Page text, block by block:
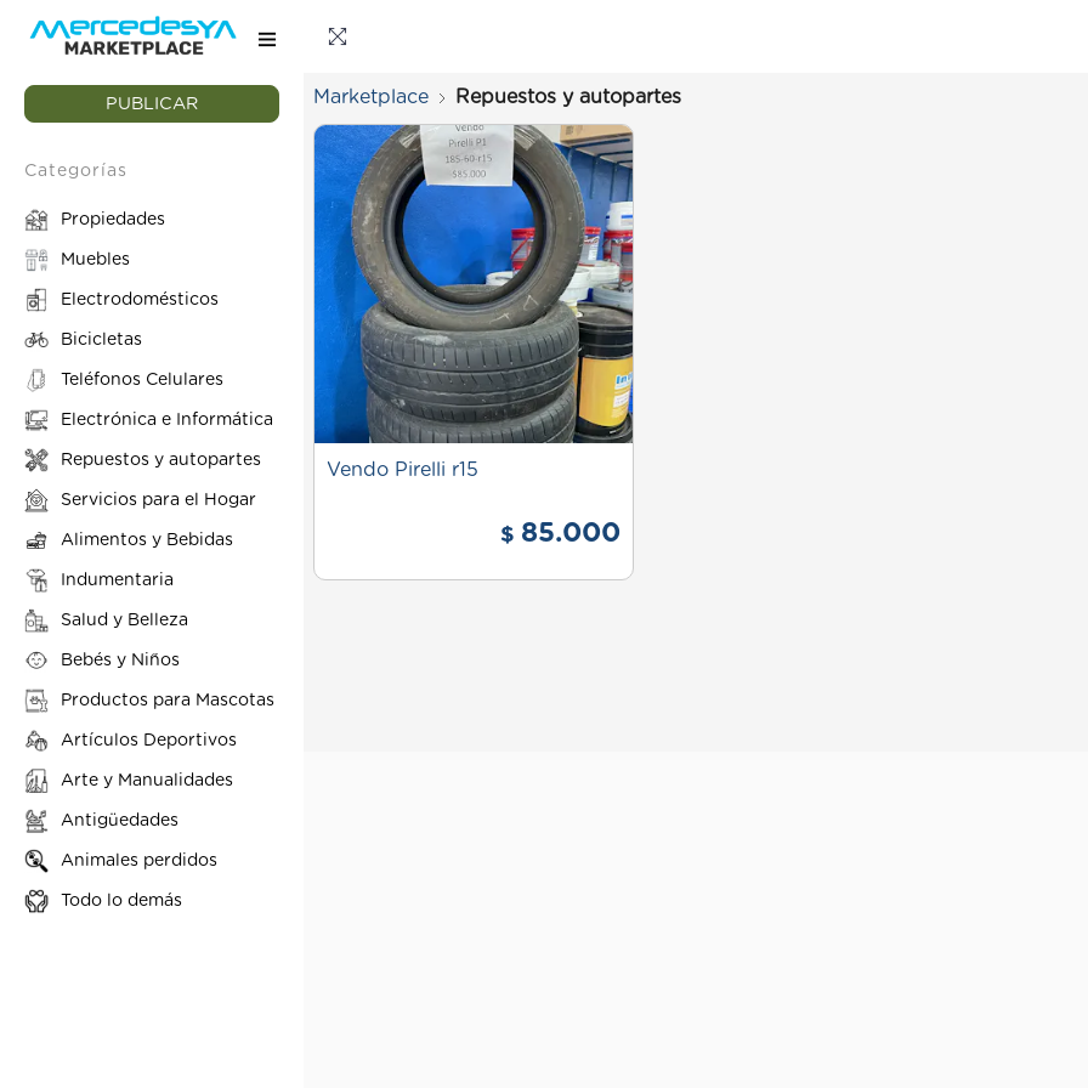
PUBLICAR
Categorías
Propiedades
Muebles
Electrodomésticos
Bicicletas
Teléfonos Celulares
Electrónica e Informática
Repuestos y autopartes
Servicios para el Hogar
Alimentos y Bebidas
Indumentaria
Salud y Belleza
Bebés y Niños
Productos para Mascotas
Artículos Deportivos
Arte y Manualidades
Antigüedades
Animales perdidos
Todo lo demás
Marketplace Repuestos y autopartes
Vendo Pirelli r15
$ 85.000